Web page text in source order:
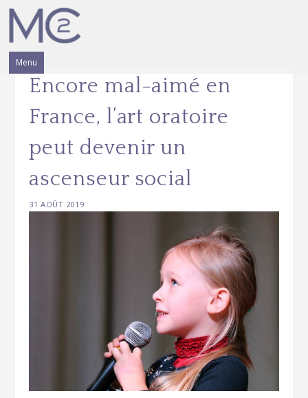
Skip
content
Menu
Encore mal-aimé en
France, l’art oratoire
peut devenir un
ascenseur social
31 AOÛT 2019